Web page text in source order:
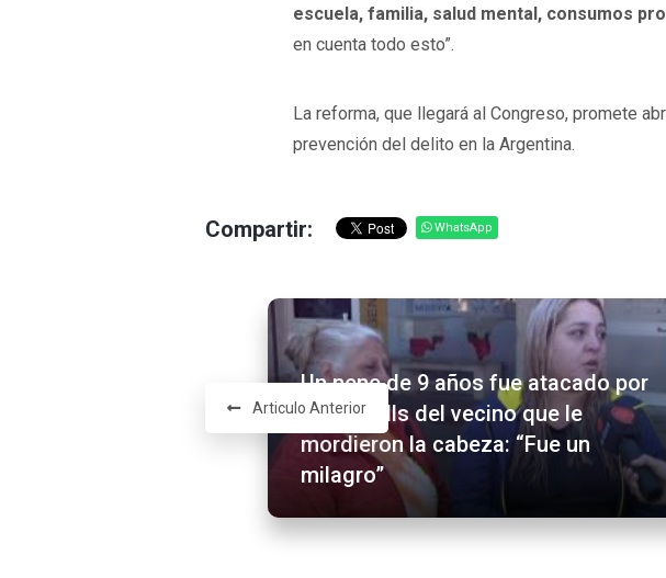
escuela, familia, salud mental, consumos
en cuenta todo esto”.
La reforma, que llegará al Congreso, promete
prevención del delito en la Argentina.
Compartir: WhatsApp
Un nene de 9 años fue atacado por
los pitbulls del vecino que le
mordieron la cabeza: “Fue un
milagro”
Articulo Anterior